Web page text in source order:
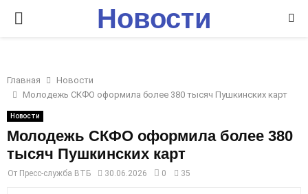
P
I
M
A
Новости
Главная
Новости
Молодежь СКФО оформила более 380 тысяч Пушкинских карт
Новости
Молодежь СКФО оформила более 380
тысяч Пушкинских карт
От Пресс-служба ВТБ 30.06.2026 0 35